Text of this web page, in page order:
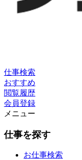
仕事検索
おすすめ
閲覧履歴
会員登録
メニュー
仕事を探す
お仕事検索